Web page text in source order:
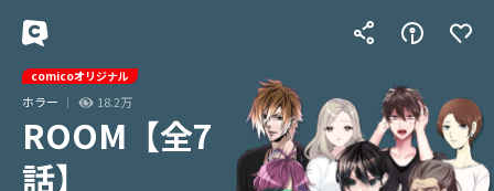
comicoオリジナル
ホラー 18.2万
ROOM【全7
話】